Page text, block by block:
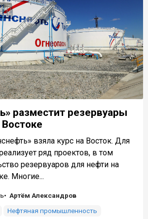
разместит резервуары
взяла курс на Восток. Для
ряд проектов, в том
резервуаров для нефти на
Многие...
Артём Александров
Нефтяная промышленность